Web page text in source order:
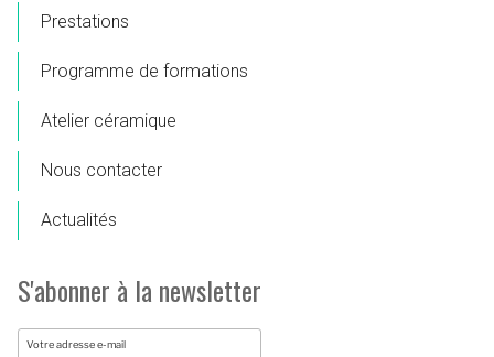
Prestations
Programme de formations
Atelier céramique
Nous contacter
Actualités
S'abonner à la newsletter